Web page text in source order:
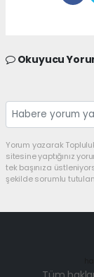
Okuyucu
Yorum yazarak
sitesine yaptığınız
tek başınıza
şekilde sorumlu